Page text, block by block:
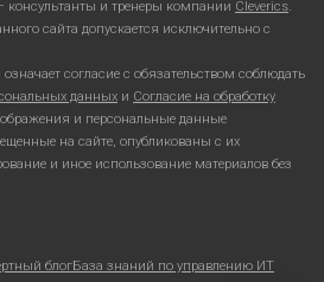
консультанты и тренеры компании Cleverics.
сайта допускается исключительно с
согласие с обязательством соблюдать
данных и Согласие на обработку
и персональные данные
на сайте, опубликованы с их
и иное использование материалов без
блогБаза знаний по управлению ИТ